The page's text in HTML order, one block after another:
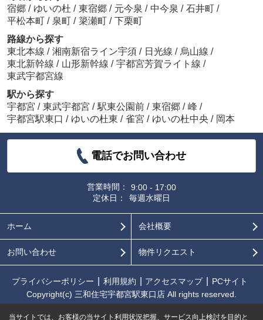
宿郷 / ゆいの杜 / 東宿郷 / 元今泉 / 中今泉 / 石井町 /
平松本町 / 泉町 / 簗瀬町 / 下栗町
路線から探す
東北本線 / 湘南新宿ライン宇須 / 日光線 / 烏山線 /
東北新幹線 / 山形新幹線 / 宇都宮芳賀ライト線 /
東武宇都宮線
駅から探す
宇都宮 / 東武宇都宮 / 駅東公園前 / 東宿郷 / 峰 /
宇都宮駅東口 / ゆいの杜東 / 雀宮 / ゆいの杜中央 / 岡本
電話でお問い合わせ
営業時間：
9:00 - 17:00
定休日：
毎週水曜日
ホーム 会社概要
お問い合わせ 物件リクエスト
プライバシーポリシー 利用規約 アクセスマップ
PCサイト
Copyright(c) 三和住宅宇都宮駅東口店 All rights reserved.
当サイトでは、お客様の当サイト利用状況把握、サービス向上検討を目的と